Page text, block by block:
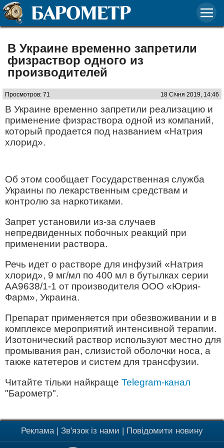
В Украине временно запретили
физраствор одного из
производителей
Просмотров: 71 18 Січня 2019, 14:46
В Украине временно запретили реализацию и
применение физраствора одной из компаний,
который продается под названием «Натрия
хлорид».
Об этом сообщает Государственная служба
Украины по лекарственным средствам и
контролю за наркотиками.
Запрет установили из-за случаев
непредвиденных побочных реакций при
применении раствора.
Речь идет о растворе для инфузий «Натрия
хлорид», 9 мг/мл по 400 мл в бутылках серии
АА9638/1-1 от производителя ООО «Юрия-
Фарм», Украина.
Препарат применяется при обезвоживании и в
комплексе мероприятий интенсивной терапии.
Изотонический раствор используют местно для
промывания ран, слизистой оболочки носа, а
также катетеров и систем для трансфузии.
Читайте тільки найкраще Telegram-канал
"Барометр".
Реклама| Зв'язок із нами | Повідомити новину